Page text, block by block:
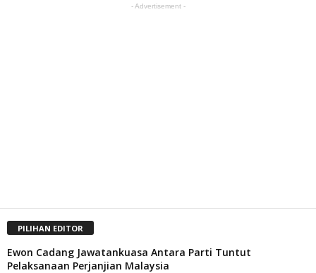
- Advertisement -
PILIHAN EDITOR
Ewon Cadang Jawatankuasa Antara Parti Tuntut
Pelaksanaan Perjanjian Malaysia